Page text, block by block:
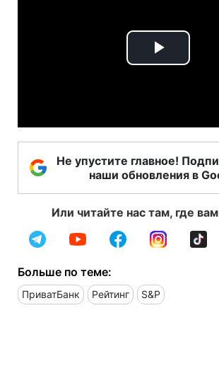
Play
Не упустите главное!
наши обновления в
Или читайте нас там, где
Больше по теме:
ПриватБанк Рейтинг S&P